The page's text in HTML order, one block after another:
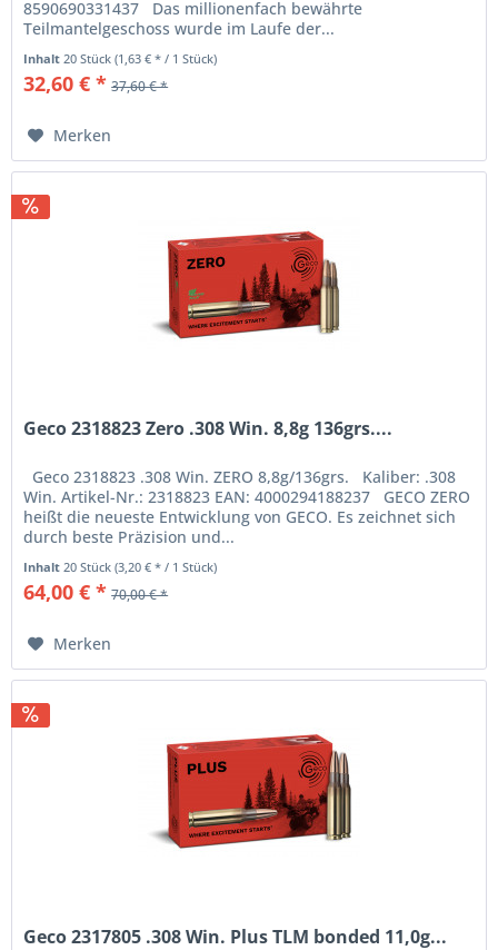
8590690331437 Das millionenfach bewährte
Teilmantelgeschoss wurde im Laufe der...
Inhalt20 Stück(1,63 € * / 1 Stück)
32,60 € * 37,60 € *
Merken
Geco 2318823 Zero .308 Win. 8,8g 136grs....
Geco 2318823 .308 Win. ZERO 8,8g/136grs. Kaliber: .308
Win. Artikel-Nr.: 2318823 EAN: 4000294188237 GECO ZERO
heißt die neueste Entwicklung von GECO. Es zeichnet sich
durch beste Präzision und...
Inhalt20 Stück(3,20 € * / 1 Stück)
64,00 € * 70,00 € *
Merken
Geco 2317805 .308 Win. Plus TLM bonded 11,0g...